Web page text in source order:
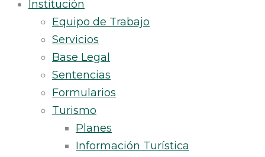
Institución
Equipo de Trabajo
Servicios
Base Legal
Sentencias
Formularios
Turismo
Planes
Información Turística